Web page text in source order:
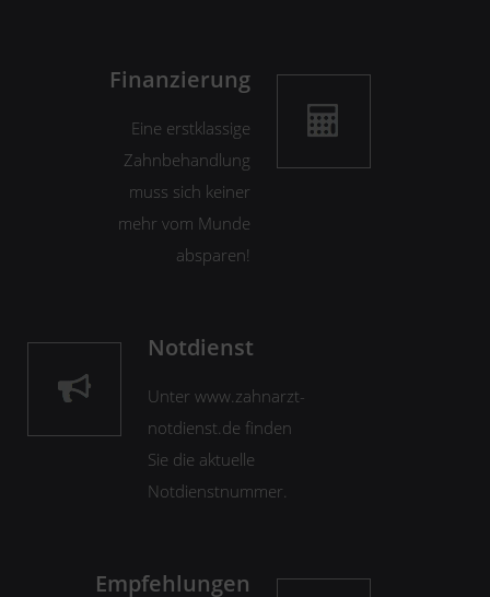
Finanzierung
Eine erstklassige
Zahnbehandlung
muss sich keiner
mehr vom Munde
absparen!
Notdienst
Unter www.zahnarzt-
notdienst.de finden
Sie die aktuelle
Notdienstnummer.
Empfehlungen